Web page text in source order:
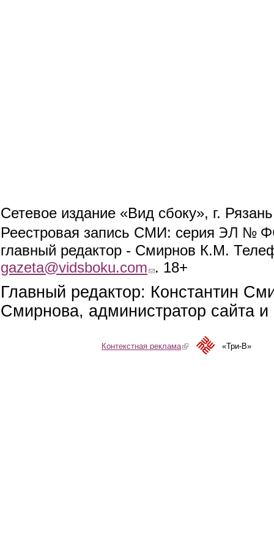
Сетевое издание «Вид сбоку», г.
Реестровая запись СМИ: серия ЭЛ №
главный редактор - Смирнов К.М.
gazeta@vidsboku.com (link sends e-mail)
. 18+
Главный редактор: Константин
Смирнова, администратор сайта
Контекстная реклама(link is external)«Три-В»